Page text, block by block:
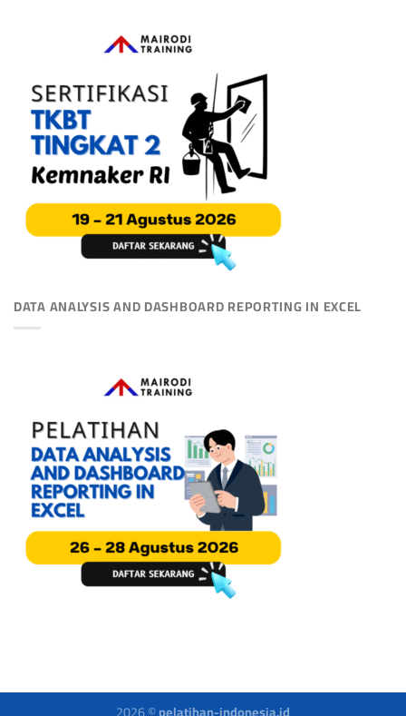
DATA ANALYSIS AND DASHBOARD REPORTING IN EXCEL